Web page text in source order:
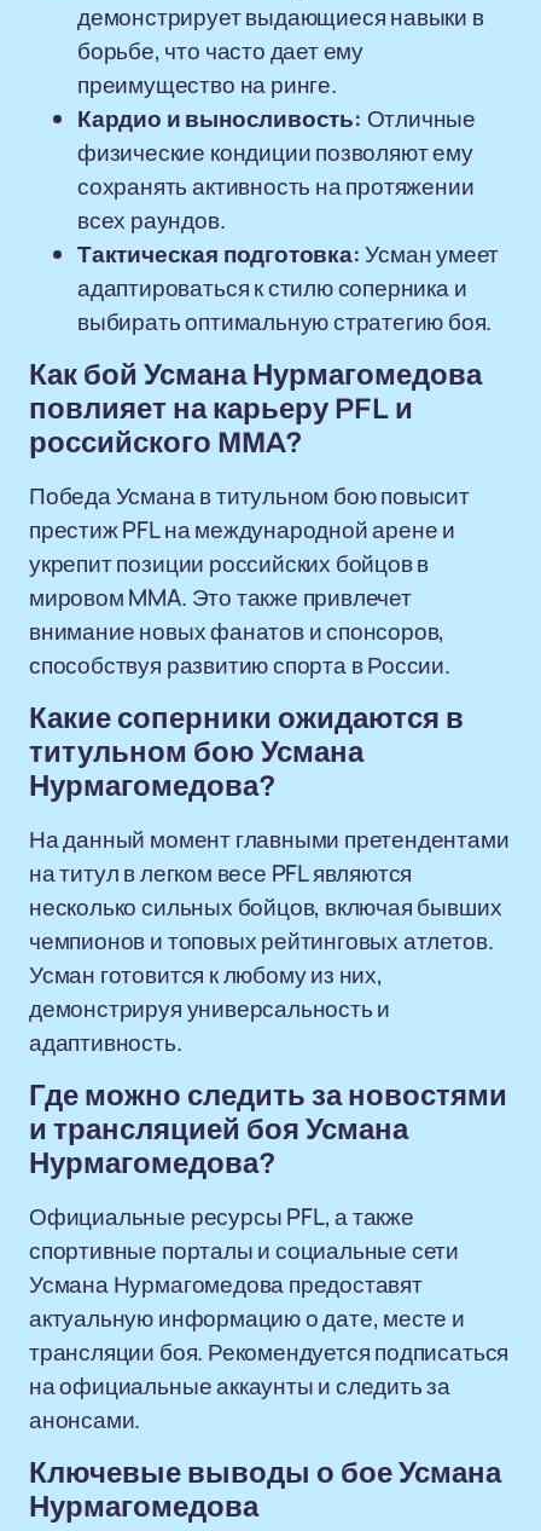
демонстрирует выдающиеся навыки в
борьбе, что часто дает ему
преимущество на ринге.
Кардио и выносливость: Отличные
физические кондиции позволяют ему
сохранять активность на протяжении
всех раундов.
Тактическая подготовка:Усман умеет
адаптироваться к стилю соперника и
выбирать оптимальную стратегию боя.
Как бой Усмана Нурмагомедова
повлияет на карьеру PFL и
российского MMA?
Победа Усмана в титульном бою повысит
престиж PFL на международной арене и
укрепит позиции российских бойцов в
мировом MMA. Это также привлечет
внимание новых фанатов и спонсоров,
способствуя развитию спорта в России.
Какие соперники ожидаются в
титульном бою Усмана
Нурмагомедова?
На данный момент главными претендентами
на титул в легком весе PFL являются
несколько сильных бойцов, включая бывших
чемпионов и топовых рейтинговых атлетов.
Усман готовится к любому из них,
демонстрируя универсальность и
адаптивность.
Где можно следить за новостями
и трансляцией боя Усмана
Нурмагомедова?
Официальные ресурсы PFL, а также
спортивные порталы и социальные сети
Усмана Нурмагомедова предоставят
актуальную информацию о дате, месте и
трансляции боя. Рекомендуется подписаться
на официальные аккаунты и следить за
анонсами.
Ключевые выводы о бое Усмана
Нурмагомедова